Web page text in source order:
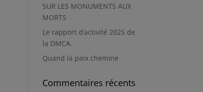
SUR LES MONUMENTS AUX
MORTS
Le rapport d’activité 2025 de
la DMCA.
Quand la paix chemine
Commentaires récents